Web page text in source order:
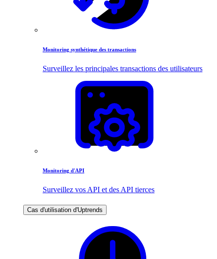
Monitoring synthétique des transactions
Surveillez les principales transactions des utilisateurs
Monitoring d'API
Surveillez vos API et des API tierces
Cas d'utilisation d'Uptrends